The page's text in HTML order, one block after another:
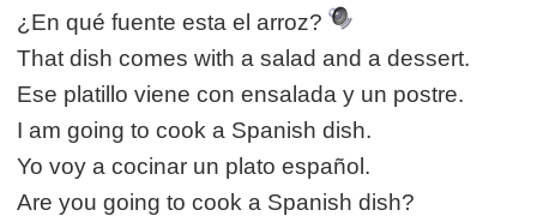
¿En qué fuente esta el arroz?
That dish comes with a salad and a dessert.
Ese platillo viene con ensalada y un postre.
I am going to cook a Spanish dish.
Yo voy a cocinar un plato español.
Are you going to cook a Spanish dish?